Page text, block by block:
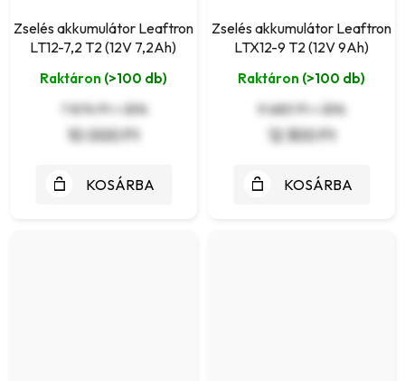
Zselés akkumulátor Leaftron
LT12-7,2 T2 (12V 7,2Ah)
Raktáron (>100 db)
7 874 Ft + ÁFA
10 000 Ft
KOSÁRBA
Zselés akkumulátor Leaftron
LTX12-9 T2 (12V 9Ah)
Raktáron (>100 db)
9 685 Ft + ÁFA
12 300 Ft
KOSÁRBA